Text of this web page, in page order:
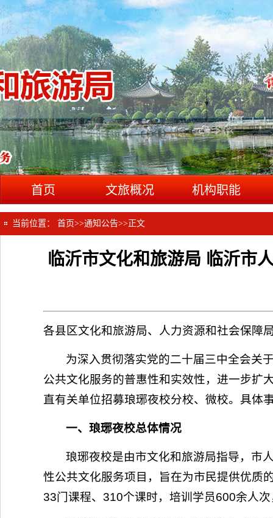
首页 文旅概况 机构职能
当前位置： 首页>>通知公告>> 正文
临沂市文化和旅游局 临沂市
各县区文化和旅游局、人力资源和社会保障
为深入贯彻落实党的二十届三中全会关
公共文化服务的普惠性和实效性，进一步扩
直有关单位招募琅琊夜校分校、微校。具体
一、琅琊夜校总体情况
琅琊夜校是由市文化和旅游局指导，市
性公共文化服务项目，旨在为市民提供优质
33门课程、310个课时，培训学员600余人